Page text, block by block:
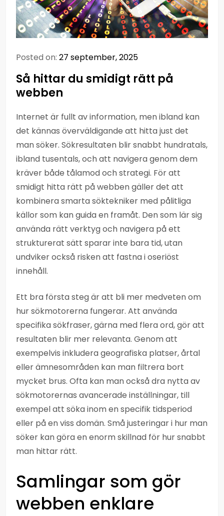
Posted on: 27 september, 2025
Så hittar du smidigt rätt på
webben
Internet är fullt av information, men ibland kan
det kännas överväldigande att hitta just det
man söker. Sökresultaten blir snabbt hundratals,
ibland tusentals, och att navigera genom dem
kräver både tålamod och strategi. För att
smidigt hitta rätt på webben gäller det att
kombinera smarta söktekniker med pålitliga
källor som kan guida en framåt. Den som lär sig
använda rätt verktyg och navigera på ett
strukturerat sätt sparar inte bara tid, utan
undviker också risken att fastna i oseriöst
innehåll.
Ett bra första steg är att bli mer medveten om
hur sökmotorerna fungerar. Att använda
specifika sökfraser, gärna med flera ord, gör att
resultaten blir mer relevanta. Genom att
exempelvis inkludera geografiska platser, årtal
eller ämnesområden kan man filtrera bort
mycket brus. Ofta kan man också dra nytta av
sökmotorernas avancerade inställningar, till
exempel att söka inom en specifik tidsperiod
eller på en viss domän. Små justeringar i hur man
söker kan göra en enorm skillnad för hur snabbt
man hittar rätt.
Samlingar som gör
webben enklare